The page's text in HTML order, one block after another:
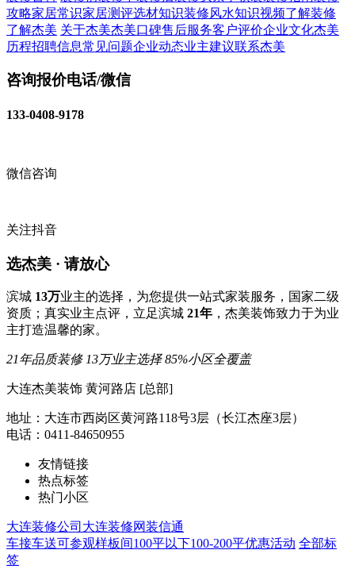
攻略家居常识家居测评选材知识装修风水知识视频了解装修
了解杰美 关于杰美杰美口碑售后服务客户评价企业文化杰美
历程招聘信息常见问题企业动态业主建议联系杰美
咨询报价电话/微信
133-0408-9178
微信咨询
关注抖音
选杰美 · 请放心
滨城 13万业主的选择，为您提供一站式家装服务，国家二级
资质；真实业主点评，立足滨城 21年 ，杰美装饰致力于为业
主打造温馨的家。
21年品质装修 13万业主选择 85%小区全覆盖
大连杰美装饰 黄河路店 [总部]
地址：大连市西岗区黄河路118号3层（长江杰座3层）
电话：0411-84650955
友情链接
热点标签
热门小区
大连装修公司 大连装修网装信通
车接车送可参观样板间100平以下100-200平优惠活动 全部标
签